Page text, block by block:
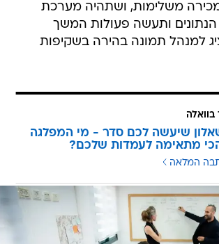
משלימות, ושתהיה מערכת
ותעשה פעולות המשך
למנהל תמונה בהירה בשקיפות
בוואלה
שיעשה לכם סדר - מי המפלגה
מתאימה לעמדות שלכם?
המלאה